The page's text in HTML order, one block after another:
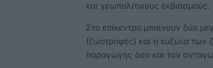
και γεωπολιτικούς εκβιασμούς.
Στο επίκεντρο μπαίνουν δύο
(ζωοτροφές) και η ευζωία των
παραγωγής όσο και τον